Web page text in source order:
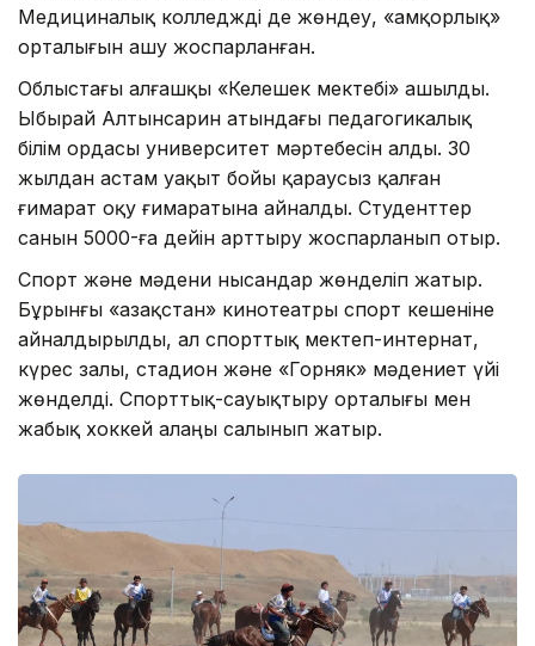
Медициналық колледжді де жөндеу, «Қамқорлық»
орталығын ашу жоспарланған.
Облыстағы алғашқы «Келешек мектебі» ашылды.
Ыбырай Алтынсарин атындағы педагогикалық
білім ордасы университет мәртебесін алды. 30
жылдан астам уақыт бойы қараусыз қалған
ғимарат оқу ғимаратына айналды. Студенттер
санын 5000-ға дейін арттыру жоспарланып отыр.
Спорт және мәдени нысандар жөнделіп жатыр.
Бұрынғы «Қазақстан» кинотеатры спорт кешеніне
айналдырылды, ал спорттық мектеп-интернат,
күрес залы, стадион және «Горняк» мәдениет үйі
жөнделді. Спорттық-сауықтыру орталығы мен
жабық хоккей алаңы салынып жатыр.